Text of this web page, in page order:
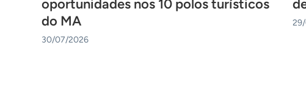
oportunidades nos 10 polos turísticos
do MA
30/07/2026